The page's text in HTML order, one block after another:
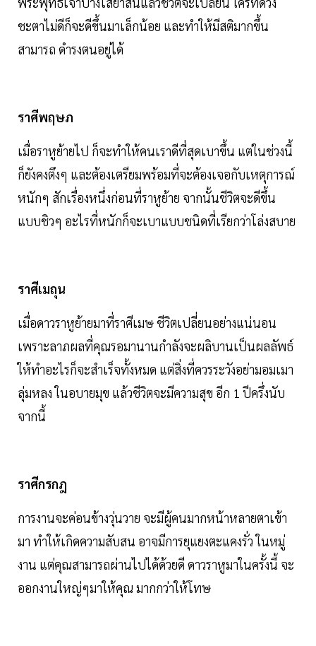
ชะตาไม่ดีก็จะดีขึ้นมาเล็กน้อย และทำให้มีสติมากขึ้น
สามารถ ดำรงตนอยู่ได้
ราศีพฤษภ
เมื่อราหูย้ายไป ก็จะทำให้คนเราดีที่สุดเบาขึ้น แต่ในช่วงนี้
ก็ยังคงตึงๆ และต้องเตรียมพร้อมที่จะต้องเจอกับเหตุการณ์
หนักๆ สักเรื่องหนึ่งก่อนที่ราหูย้าย จากนั้นชีวิตจะดีขึ้น
แบบชิวๆ อะไรที่หนักก็จะเบาแบบชนิดที่เรียกว่าโล่งสบาย
ราศีเมถุน
เมื่อดาวราหูย้ายมาที่ราศีเมษ ชีวิตเปลี่ยนอย่างแน่นอน
เพราะลาภผลที่คุณรอมานานกำลังจะผลิบานเป็นผลลัพธ์
ให้ทำอะไรก็จะสำเร็จทั้งหมด แต่สิ่งที่ควรระวังอย่ามอมเมา
ลุ่มหลง ในอบายมุข แล้วชีวิตจะมีความสุข อีก 1 ปีครึ่งนับ
จากนี้
ราศีกรกฎ
การงานจะค่อนข้างวุ่นวาย จะมีผู้คนมากหน้าหลายตาเข้า
มา ทำให้เกิดความสับสน อาจมีการยุแยงตะแคงรั่ว ในหมู่
งาน แต่คุณสามารถผ่านไปได้ด้วยดี ดาวราหูมาในครั้งนี้ จะ
ออกงานใหญ่ๆมาให้คุณ มากกว่าให้โทษ